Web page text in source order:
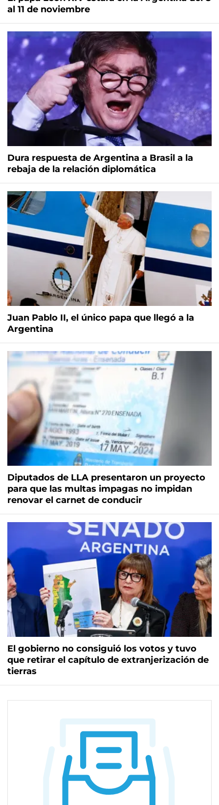
al 11 de noviembre
Dura respuesta de Argentina a Brasil a la
rebaja de la relación diplomática
Juan Pablo II, el único papa que llegó a la
Argentina
Diputados de LLA presentaron un proyecto
para que las multas impagas no impidan
renovar el carnet de conducir
El gobierno no consiguió los votos y tuvo
que retirar el capítulo de extranjerización de
tierras